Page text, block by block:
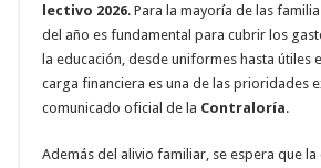
lectivo 2026. Para la mayoría de las
del año es fundamental para cubrir los
la educación, desde uniformes hasta útiles
carga financiera es una de las prioridades
comunicado oficial de la Contraloría.
Además del alivio familiar, se espera que